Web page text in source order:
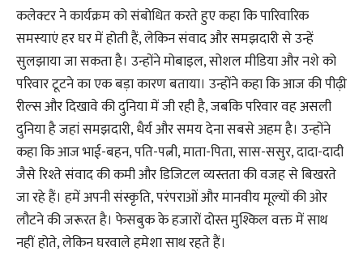
कलेक्टर ने कार्यक्रम को संबोधित करते हुए कहा कि पारिवारिक
समस्याएं हर घर में होती हैं, लेकिन संवाद और समझदारी से उन्हें
सुलझाया जा सकता है। उन्होंने मोबाइल, सोशल मीडिया और नशे को
परिवार टूटने का एक बड़ा कारण बताया। उन्होंने कहा कि आज की पीढ़ी
रील्स और दिखावे की दुनिया में जी रही है, जबकि परिवार वह असली
दुनिया है जहां समझदारी, धैर्य और समय देना सबसे अहम है। उन्होंने
कहा कि आज भाई-बहन, पति-पत्नी, माता-पिता, सास-ससुर, दादा-दादी
जैसे रिश्ते संवाद की कमी और डिजिटल व्यस्तता की वजह से बिखरते
जा रहे हैं। हमें अपनी संस्कृति, परंपराओं और मानवीय मूल्यों की ओर
लौटने की जरूरत है। फेसबुक के हजारों दोस्त मुश्किल वक्त में साथ
नहीं होते, लेकिन घरवाले हमेशा साथ रहते हैं।